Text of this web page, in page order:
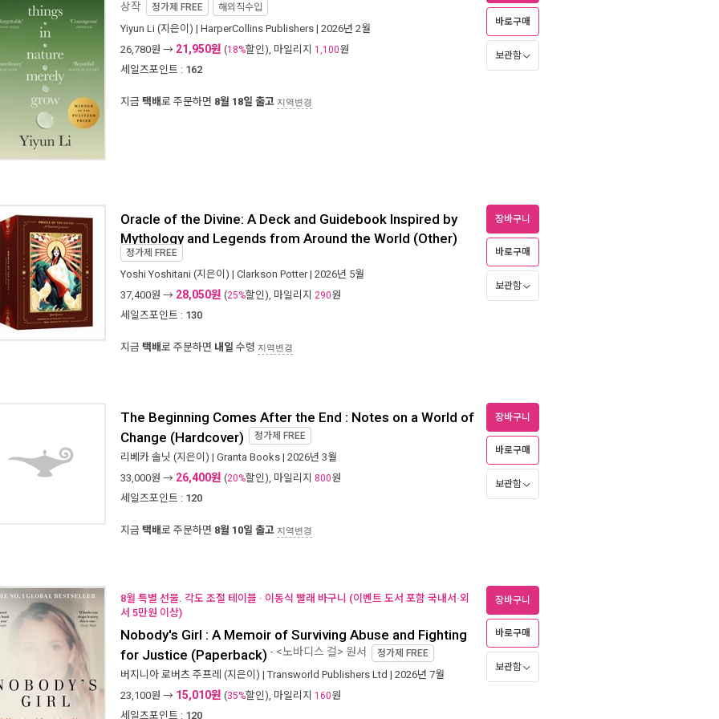
상작 정가제 FREE 해외직수입
Yiyun Li (지은이) | HarperCollins Publishers | 2026년 2월
26,780원 → 21,950원 (18%할인), 마일리지 1,100원
세일즈포인트 : 162
지금 택배로 주문하면 8월 18일 출고 지역변경
바로구매
보관함
Oracle of the Divine: A Deck and Guidebook Inspired by
Mythology and Legends from Around the World (Other)
정가제 FREE
Yoshi Yoshitani (지은이) | Clarkson Potter| 2026년 5월
37,400원 → 28,050원 (25%할인), 마일리지 290원
세일즈포인트 : 130
지금 택배로 주문하면 내일 수령 지역변경
장바구니
바로구매
보관함
The Beginning Comes After the End : Notes on a World of
Change (Hardcover) 정가제 FREE
리베카 솔닛 (지은이) | Granta Books | 2026년 3월
33,000원 → 26,400원 (20%할인), 마일리지 800원
세일즈포인트 : 120
지금 택배로 주문하면 8월 10일 출고 지역변경
장바구니
바로구매
보관함
8월 특별 선물. 각도 조절 테이블 · 이동식 빨래 바구니 (이벤트 도서 포함 국내서·외
서 5만원 이상)
Nobody's Girl : A Memoir of Surviving Abuse and Fighting
for Justice (Paperback) - <노바디스 걸> 원서 정가제 FREE
버지니아 로버츠 주프레 (지은이) |Transworld Publishers Ltd | 2026년 7월
23,100원 → 15,010원 (35%할인), 마일리지 160원
세일즈포인트 : 120
장바구니
바로구매
보관함